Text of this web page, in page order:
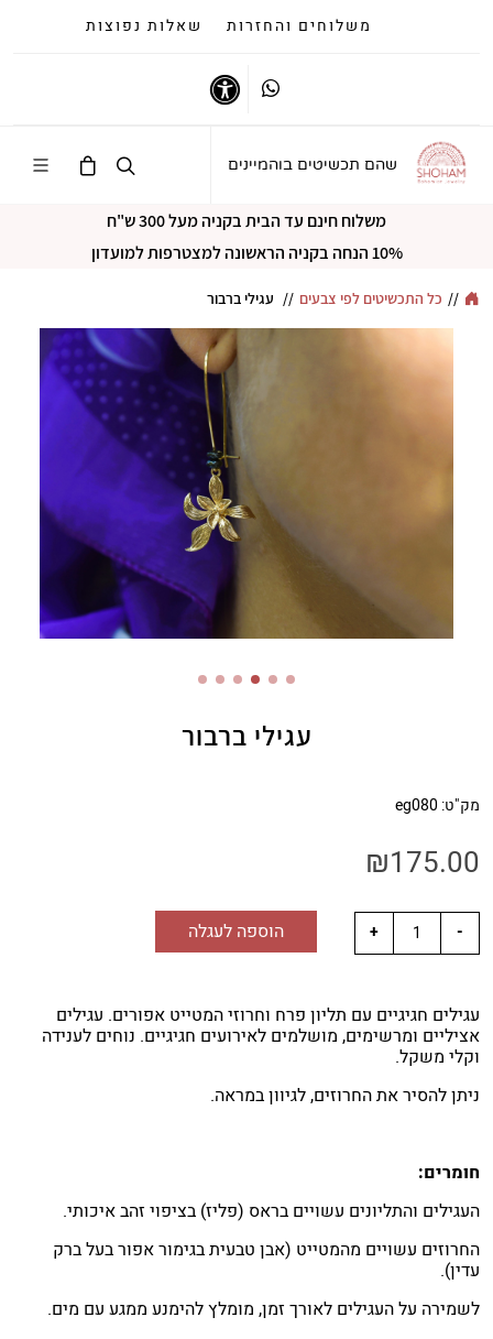
משלוחים והחזרות שאלות נפוצות
Whatsapp
שהם תכשיטים בוהמיינים
משלוח חינם עד הבית בקניה מעל 300 ש"ח
10% הנחה בקניה הראשונה למצטרפות למועדון
// כל התכשיטים לפי צבעים // עגילי ברבור
עגילי ברבור
מק"ט: eg080
₪175.00
הוספה לעגלה
עגילים חגיגיים עם תליון פרח וחרוזי המטייט אפורים. עגילים
אציליים ומרשימים, מושלמים לאירועים חגיגיים. נוחים לענידה
וקלי משקל.
ניתן להסיר את החרוזים, לגיוון במראה.
חומרים:
העגילים והתליונים עשויים בראס (פליז) בציפוי זהב איכותי.
החרוזים עשויים מהמטייט (אבן טבעית בגימור אפור בעל ברק
עדין).
לשמירה על העגילים לאורך זמן, מומלץ להימנע ממגע עם מים.